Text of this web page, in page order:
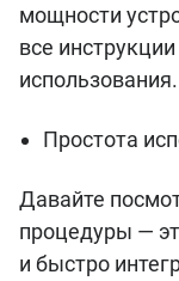
мощности
все
использования.
Простота
Давайте
процедуры —
и быстро